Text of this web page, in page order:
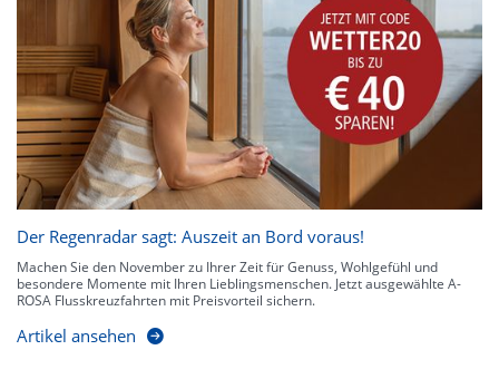
Der Regenradar sagt: Auszeit an Bord voraus!
Machen Sie den November zu Ihrer Zeit für Genuss, Wohlgefühl und
besondere Momente mit Ihren Lieblingsmenschen. Jetzt ausgewählte A-
ROSA Flusskreuzfahrten mit Preisvorteil sichern.
Artikel ansehen